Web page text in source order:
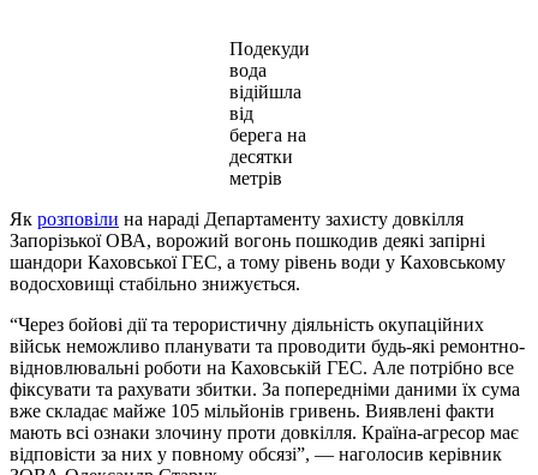
Подекуди
вода
відійшла
від
берега на
десятки
метрів
Як розповіли на нараді Департаменту захисту довкілля
Запорізької ОВА, ворожий вогонь пошкодив деякі запірні
шандори Каховської ГЕС, а тому рівень води у Каховському
водосховищі стабільно знижується.
“Через бойові дії та терористичну діяльність окупаційних
військ неможливо планувати та проводити будь-які ремонтно-
відновлювальні роботи на Каховській ГЕС. Але потрібно все
фіксувати та рахувати збитки. За попередніми даними їх сума
вже складає майже 105 мільйонів гривень. Виявлені факти
мають всі ознаки злочину проти довкілля. Країна-агресор має
відповісти за них у повному обсязі”, — наголосив керівник